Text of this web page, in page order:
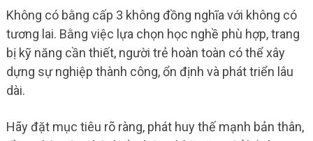
Không có bằng cấp 3 không đồng nghĩa với không có
tương lai. Bằng việc lựa chọn học nghề phù hợp, trang
bị kỹ năng cần thiết, người trẻ hoàn toàn có thể xây
dựng sự nghiệp thành công, ổn định và phát triển lâu
dài.
Hãy đặt mục tiêu rõ ràng, phát huy thế mạnh bản thân,